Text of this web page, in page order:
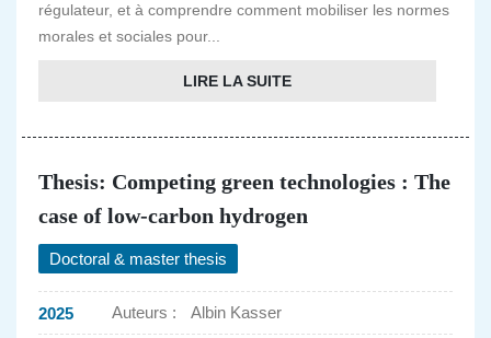
régulateur, et à comprendre comment mobiliser les normes
morales et sociales pour...
LIRE LA SUITE
Thesis: Competing green technologies : The
case of low-carbon hydrogen
Doctoral & master thesis
2025 Auteurs : Albin Kasser